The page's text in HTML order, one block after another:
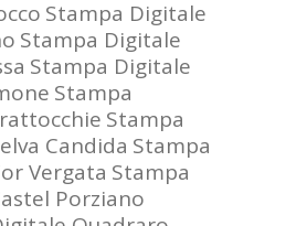
Stampa Digitale
Stampa Digitale
Stampa Digitale
Stampa
Stampa
Candida Stampa
Vergata Stampa
Porziano